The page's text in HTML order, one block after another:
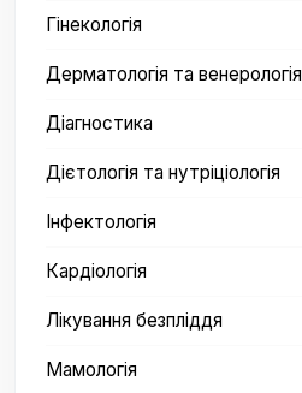
Гінекологія
Дерматологія та венерологія
Діагностика
Дієтологія та нутріціологія
Інфектологія
Кардіологія
Лікування безпліддя
Мамологія